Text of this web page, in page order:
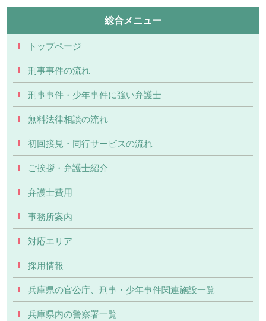
総合メニュー
トップページ
刑事事件の流れ
刑事事件・少年事件に強い弁護士
無料法律相談の流れ
初回接見・同行サービスの流れ
ご挨拶・弁護士紹介
弁護士費用
事務所案内
対応エリア
採用情報
兵庫県の官公庁、刑事・少年事件関連施設一覧
兵庫県内の警察署一覧